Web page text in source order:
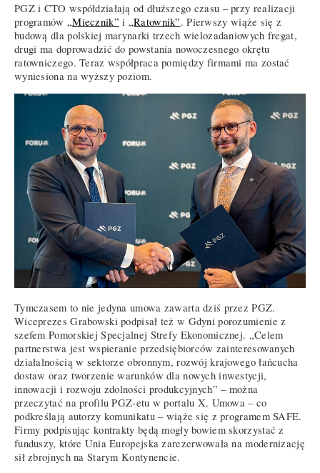
PGZ i CTO współdziałają od dłuższego czasu – przy realizacji
programów „Miecznik” i „Ratownik”. Pierwszy wiąże się z
budową dla polskiej marynarki trzech wielozadaniowych fregat,
drugi ma doprowadzić do powstania nowoczesnego okrętu
ratowniczego. Teraz współpraca pomiędzy firmami ma zostać
wyniesiona na wyższy poziom.
Tymczasem to nie jedyna umowa zawarta dziś przez PGZ.
Wiceprezes Grabowski podpisał też w Gdyni porozumienie z
szefem Pomorskiej Specjalnej Strefy Ekonomicznej. „Celem
partnerstwa jest wspieranie przedsiębiorców zainteresowanych
działalnością w sektorze obronnym, rozwój krajowego łańcucha
dostaw oraz tworzenie warunków dla nowych inwestycji,
innowacji i rozwoju zdolności produkcyjnych” – można
przeczytać na profilu PGZ-etu w portalu X. Umowa – co
podkreślają autorzy komunikatu – wiąże się z programem SAFE.
Firmy podpisując kontrakty będą mogły bowiem skorzystać z
funduszy, które Unia Europejska zarezerwowała na modernizację
sił zbrojnych na Starym Kontynencie.